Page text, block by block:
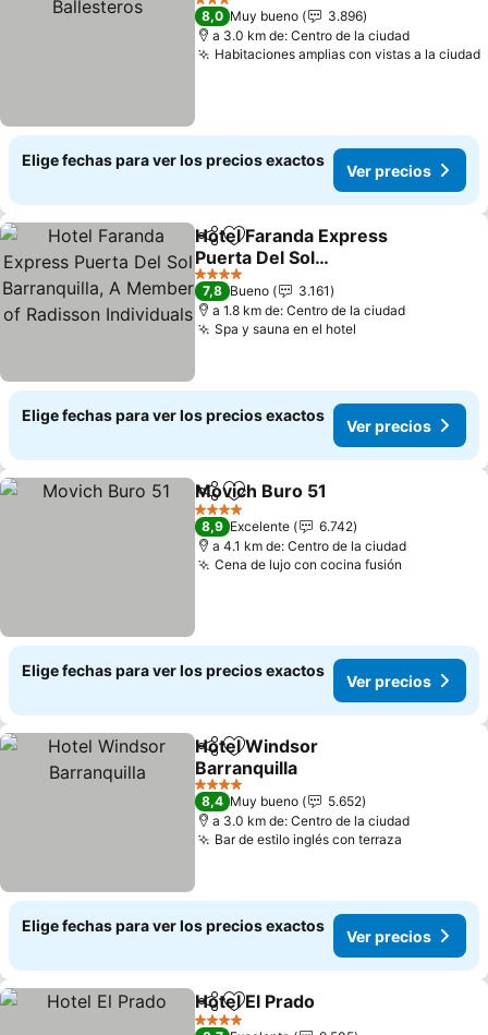
3 Estrellas
8,0 Muy bueno
3.896
a 3.0 km de: Centro de la ciudad
Habitaciones amplias con vistas a la ciudad
Elige fechas para ver los precios exactos
Ver precios
CompartirAgregar a favoritos
Hotel Faranda Express
Puerta Del Sol
Barranquilla, A Member
of Radisson Individuals
4 Estrellas
7,8 Bueno
3.161
a 1.8 km de: Centro de la ciudad
Spa y sauna en el hotel
Elige fechas para ver los precios exactos
Ver precios
CompartirAgregar a favoritos
Movich Buro 51
4 Estrellas
8,9 Excelente
6.742
a 4.1 km de: Centro de la ciudad
Cena de lujo con cocina fusión
Elige fechas para ver los precios exactos
Ver precios
CompartirAgregar a favoritos
Hotel Windsor
Barranquilla
4 Estrellas
8,4 Muy bueno
5.652
a 3.0 km de: Centro de la ciudad
Bar de estilo inglés con terraza
Elige fechas para ver los precios exactos
Ver precios
CompartirAgregar a favoritos
Hotel El Prado
4 Estrellas